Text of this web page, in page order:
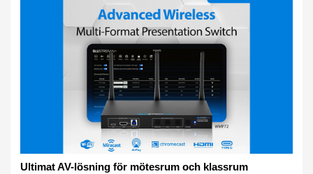
Ultimat AV-lösning för mötesrum och klassrum